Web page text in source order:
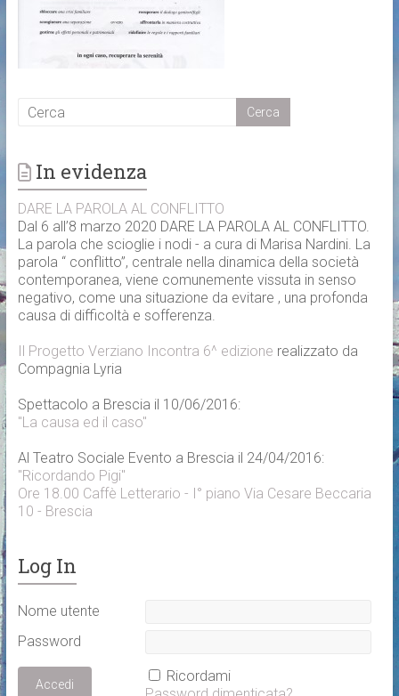
In evidenza
DARE LA PAROLA AL CONFLITTO
Dal 6 all’8 marzo 2020 DARE LA PAROLA AL CONFLITTO.
La parola che scioglie i nodi - a cura di Marisa Nardini. La
parola “ conflitto”, centrale nella dinamica della società
contemporanea, viene comunemente vissuta in senso
negativo, come una situazione da evitare , una profonda
causa di difficoltà e sofferenza.
Il Progetto Verziano Incontra 6^ edizione realizzato da
Compagnia Lyria
Spettacolo a Brescia il 10/06/2016:
"La causa ed il caso"
Al Teatro Sociale Evento a Brescia il 24/04/2016:
"Ricordando Pigi"
Ore 18.00 Caffè Letterario - I° piano Via Cesare Beccaria
10 - Brescia
Log In
Nome utente
Password
Ricordami